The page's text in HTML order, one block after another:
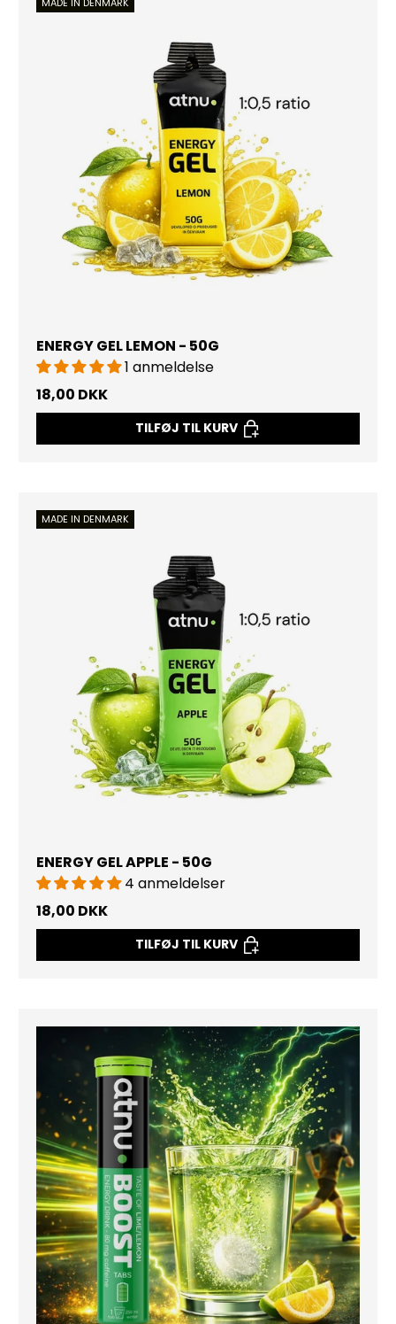
ENERGY GEL LEMON - 50G
1 anmeldelse
18,00 DKK
TILFØJ TIL KURV
MADE IN DENMARK
ENERGY GEL APPLE - 50G
4 anmeldelser
18,00 DKK
TILFØJ TIL KURV